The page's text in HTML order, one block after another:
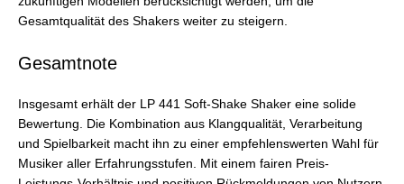
Gesamtqualität des Shakers weiter zu steigern.
Gesamtnote
Insgesamt erhält der LP 441 Soft-Shake Shaker eine solide
Bewertung. Die Kombination aus Klangqualität, Verarbeitung
und Spielbarkeit macht ihn zu einer empfehlenswerten Wahl für
Musiker aller Erfahrungsstufen. Mit einem fairen Preis-